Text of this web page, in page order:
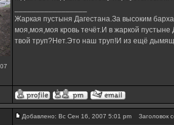
Жаркая пустыня Дагестана.За высоким
моя,моя,моя кровь течёт.И в жаркой
твой труп?Нет.Это наш труп!И из ещё
Добавлено: Вс Сен 16, 2007 5:01 pm Заголовок